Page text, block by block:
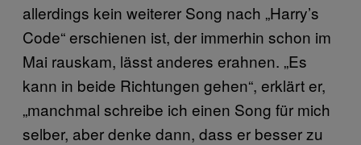
allerdings kein weiterer Song nach „Harry’s
Code“ erschienen ist, der immerhin schon im
Mai rauskam, lässt anderes erahnen. „Es
kann in beide Richtungen gehen“, erklärt er,
„manchmal schreibe ich einen Song für mich
selber, aber denke dann, dass er besser zu